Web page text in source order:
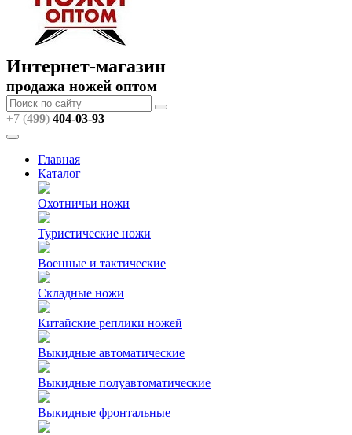
Интернет-магазин
продажа ножей оптом
+7 (499) 404-03-93
Главная
Каталог
Охотничьи ножи
Туристические ножи
Военные и тактические
Складные ножи
Китайские реплики ножей
Выкидные автоматические
Выкидные полуавтоматические
Выкидные фронтальные